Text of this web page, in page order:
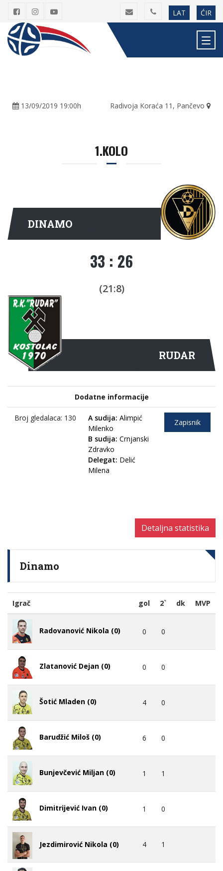
LAT ĆIR
13/09/2019 19:00h Radivoja Koraća 11, Pančevo
1.KOLO
DINAMO
33 : 26
(21:8)
RUDAR
Dodatne informacije
Broj gledalaca: 130 A sudija: Alimpić
Milenko
B sudija: Crnjanski
Zdravko
Delegat: Delić
Milena
Zapisnik
Detaljna statistika
Dinamo
Igrač gol 2` dk MVP
Radovanović Nikola (0) 0 0
Zlatanović Dejan (0) 0 0
Šotić Mladen (0) 4 0
Barudžić Miloš (0) 6 0
Bunjevčević Miljan (0) 1 1
Dimitrijević Ivan (0) 1 0
Jezdimirović Nikola (0) 4 1